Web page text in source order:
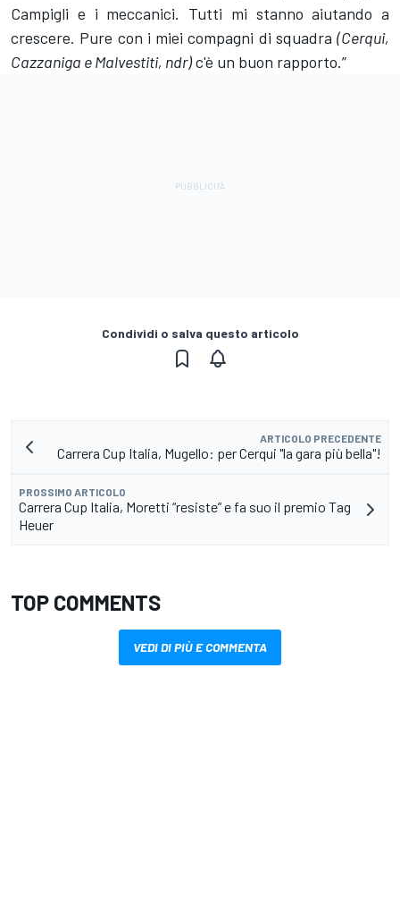
Campigli e i meccanici. Tutti mi stanno aiutando a
crescere. Pure con i miei compagni di squadra (Cerqui,
Cazzaniga e Malvestiti, ndr)c'è un buon rapporto.”
Condividi o salva questo articolo
ARTICOLO PRECEDENTE
Carrera Cup Italia, Mugello: per Cerqui "la gara più bella"!
PROSSIMO ARTICOLO
Carrera Cup Italia, Moretti “resiste” e fa suo il premio Tag
Heuer
TOP COMMENTS
VEDI DI PIÙ E COMMENTA